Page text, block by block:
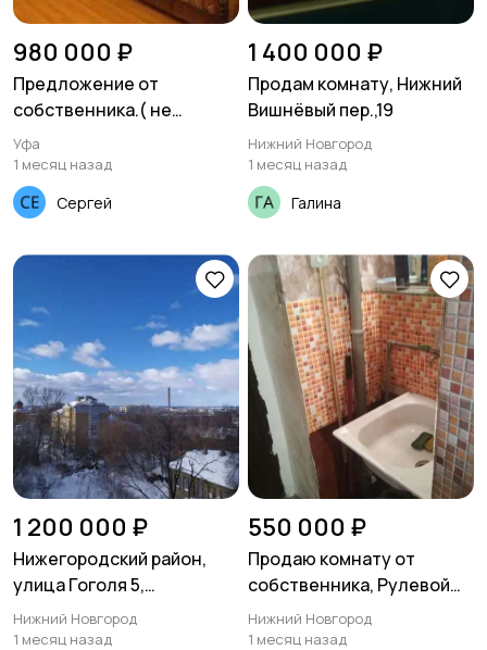
980 000 ₽
Предложение от
собственника.( не
риэлтор) без комиссий
Уфа
1 месяц назад
Сергей
1 400 000 ₽
Продам комнату, Нижний
Вишнёвый пер.,19
Нижний Новгород
1 месяц назад
Галина
1 200 000 ₽
Нижегородский район,
улица Гоголя 5,
продается комната в
коммунальной квартире
Нижний Новгород
1 месяц назад
550 000 ₽
Продаю комнату от
собственника, Рулевой
пер 15
Нижний Новгород
1 месяц назад